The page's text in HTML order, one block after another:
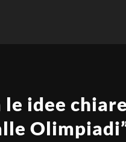
idee